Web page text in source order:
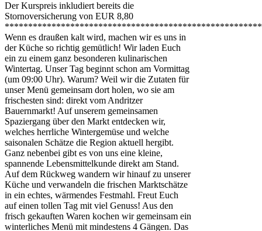
Der Kurspreis inkludiert bereits die
Stornoversicherung von EUR 8,80
Wenn es draußen kalt wird, machen wir es uns in
der Küche so richtig gemütlich! Wir laden Euch
ein zu einem ganz besonderen kulinarischen
Wintertag. Unser Tag beginnt schon am Vormittag
(um 09:00 Uhr). Warum? Weil wir die Zutaten für
unser Menü gemeinsam dort holen, wo sie am
frischesten sind: direkt vom Andritzer
Bauernmarkt! Auf unserem gemeinsamen
Spaziergang über den Markt entdecken wir,
welches herrliche Wintergemüse und welche
saisonalen Schätze die Region aktuell hergibt.
Ganz nebenbei gibt es von uns eine kleine,
spannende Lebensmittelkunde direkt am Stand.
Auf dem Rückweg wandern wir hinauf zu unserer
Küche und verwandeln die frischen Marktschätze
in ein echtes, wärmendes Festmahl. Freut Euch
auf einen tollen Tag mit viel Genuss! Aus den
frisch gekauften Waren kochen wir gemeinsam ein
winterliches Menü mit mindestens 4 Gängen. Das